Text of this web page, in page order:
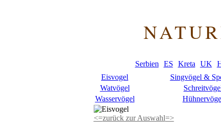
Serbien ES Kreta UK
Eisvogel
Singvögel &
Watvögel
Wasservögel
<=zurück zur Auswahl=>